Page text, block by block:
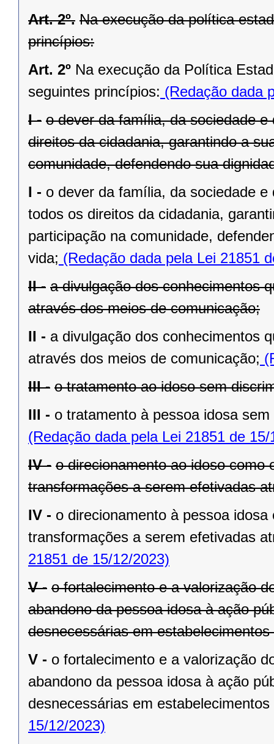
Art. 2º. Na execução da política
princípios:
Art. 2º Na execução da Política
seguintes princípios: (Redação dada
I - o dever da família, da sociedade
direitos da cidadania, garantindo a
comunidade, defendendo sua
I - o dever da família, da sociedade
todos os direitos da cidadania,
participação na comunidade,
vida; (Redação dada pela Lei 21851
II - a divulgação dos conhecimentos
através dos meios de comunicação;
II - a divulgação dos conhecimentos
através dos meios de comunicação;
III - o tratamento ao idoso sem
III - o tratamento à pessoa idosa
(Redação dada pela Lei 21851 de 15/
IV - o direcionamento ao idoso como
transformações a serem efetivadas
IV - o direcionamento à pessoa
transformações a serem efetivadas
21851 de 15/12/2023)
V - o fortalecimento e a valorização
abandono da pessoa idosa à ação
desnecessárias em estabelecimentos
V - o fortalecimento e a valorização
abandono da pessoa idosa à ação
desnecessárias em
15/12/2023)